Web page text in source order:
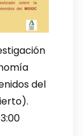
del